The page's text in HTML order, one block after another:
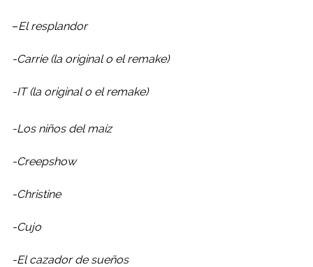
–El resplandor
-Carrie (la original o el remake)
-IT (la original o el remake)
-Los niños del maíz
-Creepshow
-Christine
-Cujo
-El cazador de sueños